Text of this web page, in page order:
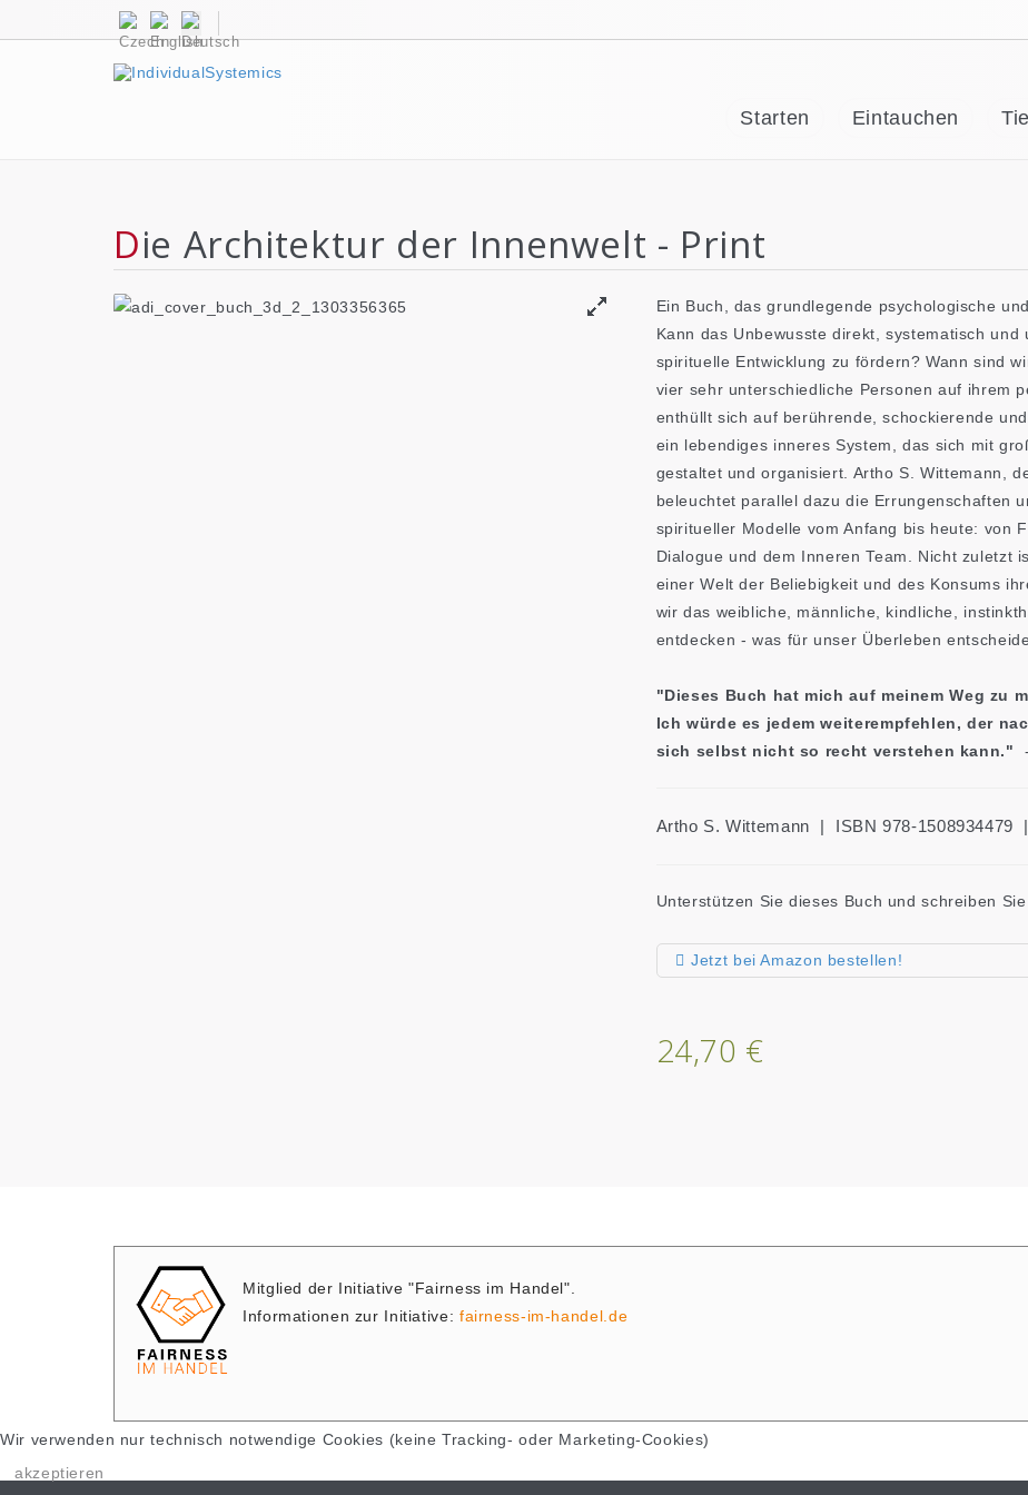
Starten Eintauchen
Die Architektur der Innenwelt - Print
Ein Buch, das grundlegende psychologische
Kann das Unbewusste direkt, systematisch
spirituelle Entwicklung zu fördern? Wann sind
vier sehr unterschiedliche Personen auf ihrem
enthüllt sich auf berührende, schockierende
ein lebendiges inneres System, das sich mit
gestaltet und organisiert. Artho S. Wittemann,
beleuchtet parallel dazu die Errungenschaften
spiritueller Modelle vom Anfang bis heute: von
Dialogue und dem Inneren Team. Nicht zuletzt
einer Welt der Beliebigkeit und des Konsums
wir das weibliche, männliche, kindliche,
entdecken - was für unser Überleben
"Dieses Buch hat mich auf meinem Weg zu
Ich würde es jedem weiterempfehlen, der
sich selbst nicht so recht verstehen kann."
Artho S. Wittemann | ISBN 978-
Unterstützen Sie dieses Buch und schreiben
Jetzt bei Amazon bestellen!
24,70 €
Mitglied der Initiative "Fairness im Handel".
Informationen zur Initiative: fairness-im-handel.de
Wir verwenden nur technisch notwendige Cookies (keine Tracking- oder Marketing-Cookies)
akzeptieren